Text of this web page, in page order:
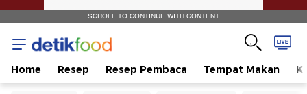
SCROLL TO CONTINUE WITH CONTENT
Home Resep Resep Pembaca Tempat Makan